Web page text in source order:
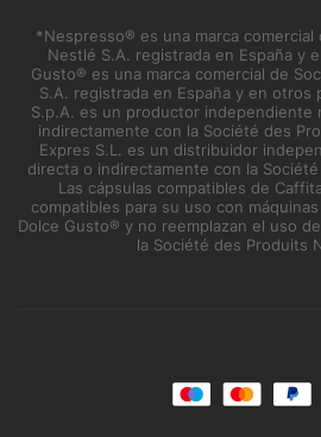
*Nespresso® es una marca
Nestlé S.A. registrada en España y
Gusto® es una marca comercial de
S.A. registrada en España y en otros
S.p.A. es un productor independiente
indirectamente con la Société des
Expres S.L. es un distribuidor
directa o indirectamente con la
Las cápsulas compatibles de
compatibles para su uso con
Dolce Gusto® y no reemplazan el uso
la Société des Produits